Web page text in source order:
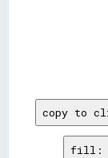
copy to
fill: